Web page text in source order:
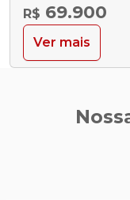
R$ 69.900
Ver mais